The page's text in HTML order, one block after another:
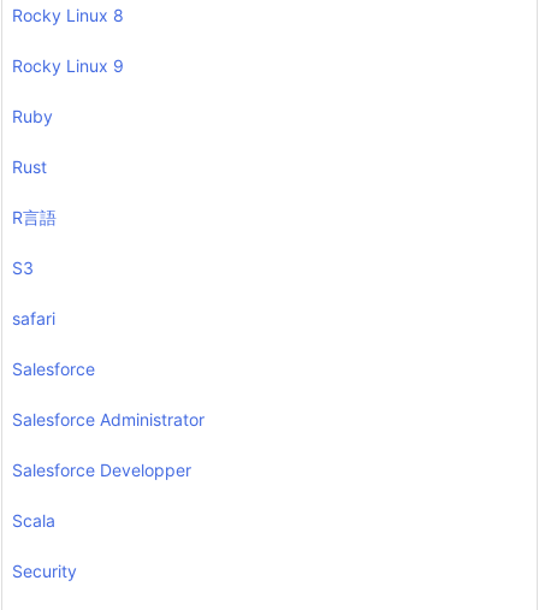
Rocky Linux 8
Rocky Linux 9
Ruby
Rust
R言語
S3
safari
Salesforce
Salesforce Administrator
Salesforce Developper
Scala
Security